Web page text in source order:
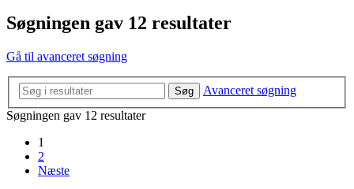
Søgningen gav 12 resultater
Gå til avanceret søgning
Søg
Avanceret søgning
Søgningen gav 12 resultater
1
2
Næste